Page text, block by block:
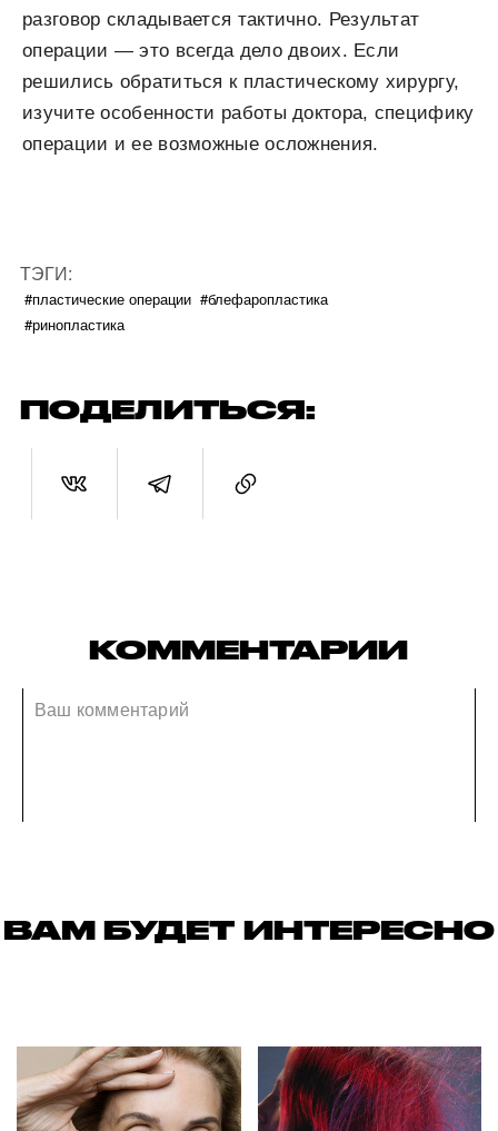
разговор складывается тактично. Результат
операции — это всегда дело двоих. Если
решились обратиться к пластическому хирургу,
изучите особенности работы доктора, специфику
операции и ее возможные осложнения.
ТЭГИ:
#пластические операции #блефаропластика
#ринопластика
ПОДЕЛИТЬСЯ:
КОММЕНТАРИИ
ВАМ БУДЕТ ИНТЕРЕСНО